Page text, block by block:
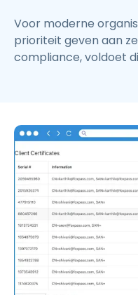
Voor moderne
prioriteit geven aan
compliance, voldoet